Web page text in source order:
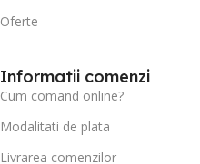
Oferte
Informatii comenzi
Cum comand online?
Modalitati de plata
Livrarea comenzilor